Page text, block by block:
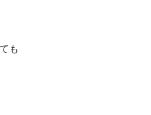
も